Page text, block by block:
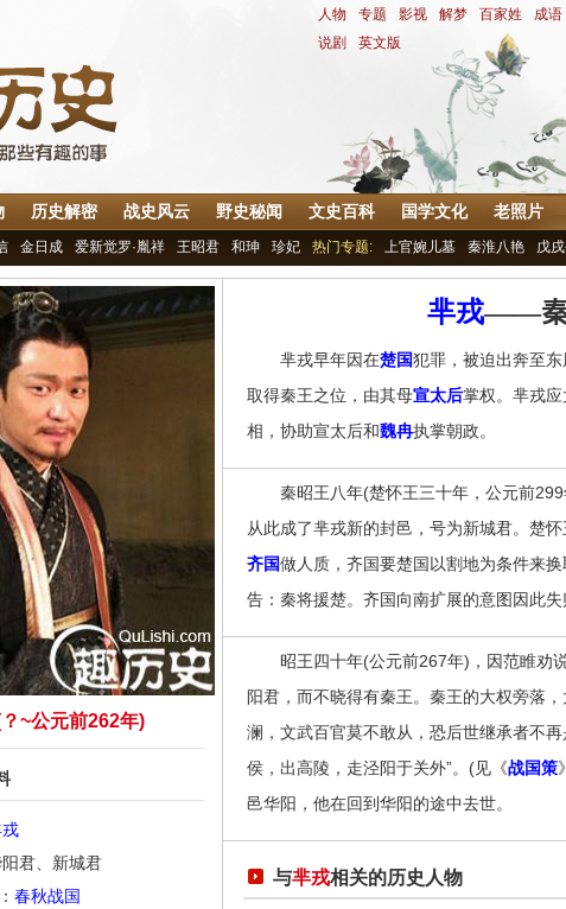
人物 专题 影视 解梦 百家姓 成语
说剧
英文版
历史解密 战史风云 野史秘闻 文史百科 国学文化 老照片
金日成 爱新觉罗·胤祥 王昭君 和珅 珍妃 热门专题: 上官婉儿墓 秦淮八艳 戊
~公元前262年)
君、新城君
春秋战国
芈戎——
芈戎早年因在楚国犯罪，被迫出奔至东
取得秦王之位，由其母宣太后掌权。芈戎
相，协助宣太后和魏冉执掌朝政。
秦昭王八年(楚怀王三十年，公元前299
从此成了芈戎新的封邑，号为新城君。楚
齐国做人质，齐国要楚国以割地为条件来
告：秦将援楚。齐国向南扩展的意图因此失
昭王四十年(公元前267年)，因范睢劝说
阳君，而不晓得有秦王。秦王的大权旁落，
澜，文武百官莫不敢从，恐后世继承者不
侯，出高陵，走泾阳于关外”。(见《战国策
邑华阳，他在回到华阳的途中去世。
与芈戎相关的历史人物